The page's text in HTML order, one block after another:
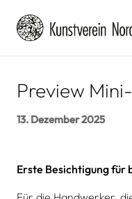
Inhalt
springen
Preview
13. Dezember 2025
Erste Besichtigung